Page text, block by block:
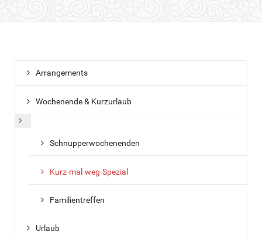
Arrangements
Wochenende & Kurzurlaub
Schnupperwochenenden
Kurz-mal-weg-Spezial
Familientreffen
Urlaub